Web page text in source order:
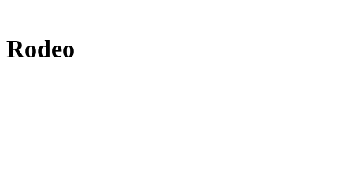
Rodeo